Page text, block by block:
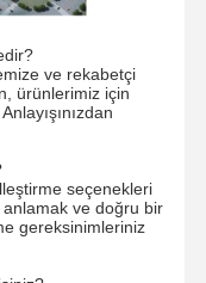
ve rekabetçi
ürünlerimiz için
seçenekleri
anlamak ve doğru bir
gereksinimleriniz